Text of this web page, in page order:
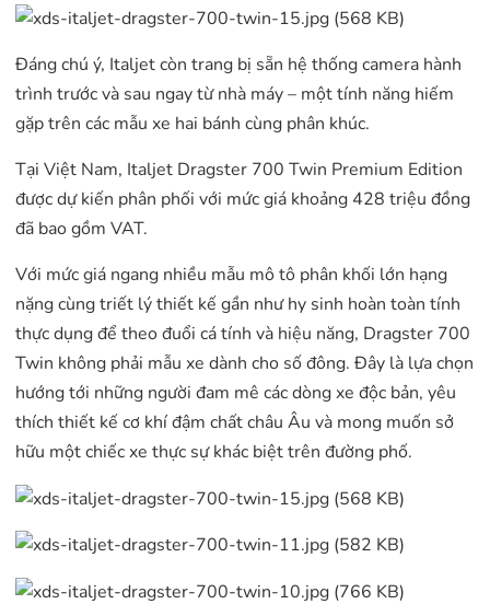
Đáng chú ý, Italjet còn trang bị sẵn hệ thống camera hành
trình trước và sau ngay từ nhà máy – một tính năng hiếm
gặp trên các mẫu xe hai bánh cùng phân khúc.
Tại Việt Nam, Italjet Dragster 700 Twin Premium Edition
được dự kiến phân phối với mức giá khoảng 428 triệu đồng
đã bao gồm VAT.
Với mức giá ngang nhiều mẫu mô tô phân khối lớn hạng
nặng cùng triết lý thiết kế gần như hy sinh hoàn toàn tính
thực dụng để theo đuổi cá tính và hiệu năng, Dragster 700
Twin không phải mẫu xe dành cho số đông. Đây là lựa chọn
hướng tới những người đam mê các dòng xe độc bản, yêu
thích thiết kế cơ khí đậm chất châu Âu và mong muốn sở
hữu một chiếc xe thực sự khác biệt trên đường phố.